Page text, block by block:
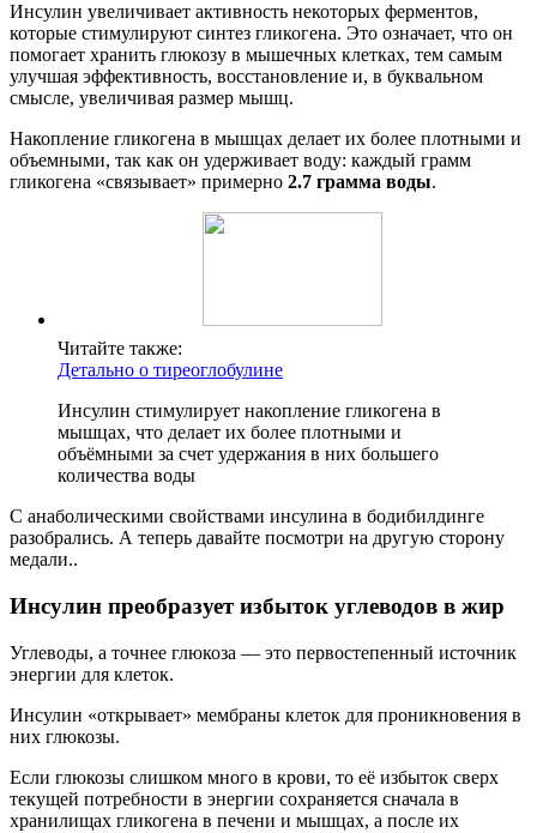
Инсулин увеличивает активность некоторых ферментов,
которые стимулируют синтез гликогена. Это означает, что он
помогает хранить глюкозу в мышечных клетках, тем самым
улучшая эффективность, восстановление и, в буквальном
смысле, увеличивая размер мышц.
Накопление гликогена в мышцах делает их более плотными и
объемными, так как он удерживает воду: каждый грамм
гликогена «связывает» примерно 2.7 грамма воды.
Читайте также:
Детально о тиреоглобулине
Инсулин стимулирует накопление гликогена в
мышцах, что делает их более плотными и
объёмными за счет удержания в них большего
количества воды
С анаболическими свойствами инсулина в бодибилдинге
разобрались. А теперь давайте посмотри на другую сторону
медали..
Инсулин преобразует избыток углеводов в жир
Углеводы, а точнее глюкоза — это первостепенный источник
энергии для клеток.
Инсулин «открывает» мембраны клеток для проникновения в
них глюкозы.
Если глюкозы слишком много в крови, то её избыток сверх
текущей потребности в энергии сохраняется сначала в
хранилищах гликогена в печени и мышцах, а после их